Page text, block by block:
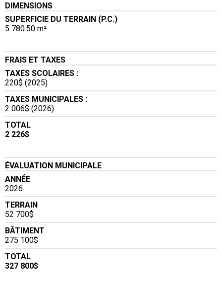
DIMENSIONS
SUPERFICIE DU TERRAIN (P.C.)
5 780.50 m²
FRAIS ET TAXES
TAXES SCOLAIRES :
220$ (2025)
TAXES MUNICIPALES :
2 006$ (2026)
TOTAL
2 226$
ÉVALUATION MUNICIPALE
ANNÉE
2026
TERRAIN
52 700$
BÂTIMENT
275 100$
TOTAL
327 800$